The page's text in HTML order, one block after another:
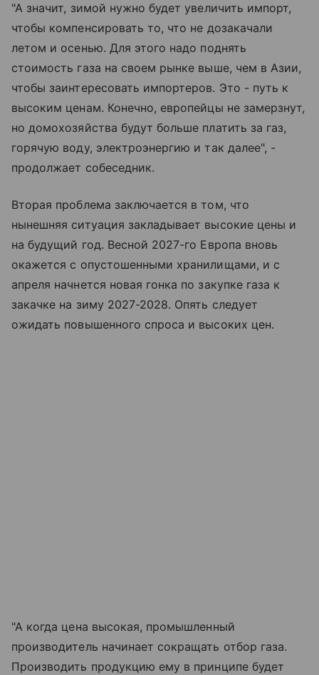
"А значит, зимой нужно будет увеличить импорт,
чтобы компенсировать то, что не дозакачали
летом и осенью. Для этого надо поднять
стоимость газа на своем рынке выше, чем в Азии,
чтобы заинтересовать импортеров. Это - путь к
высоким ценам. Конечно, европейцы не замерзнут,
но домохозяйства будут больше платить за газ,
горячую воду, электроэнергию и так далее", -
продолжает собеседник.
Вторая проблема заключается в том, что
нынешняя ситуация закладывает высокие цены и
на будущий год. Весной 2027-го Европа вновь
окажется с опустошенными хранилищами, и с
апреля начнется новая гонка по закупке газа к
закачке на зиму 2027-2028. Опять следует
ожидать повышенного спроса и высоких цен.
"А когда цена высокая, промышленный
производитель начинает сокращать отбор газа.
Производить продукцию ему в принципе будет